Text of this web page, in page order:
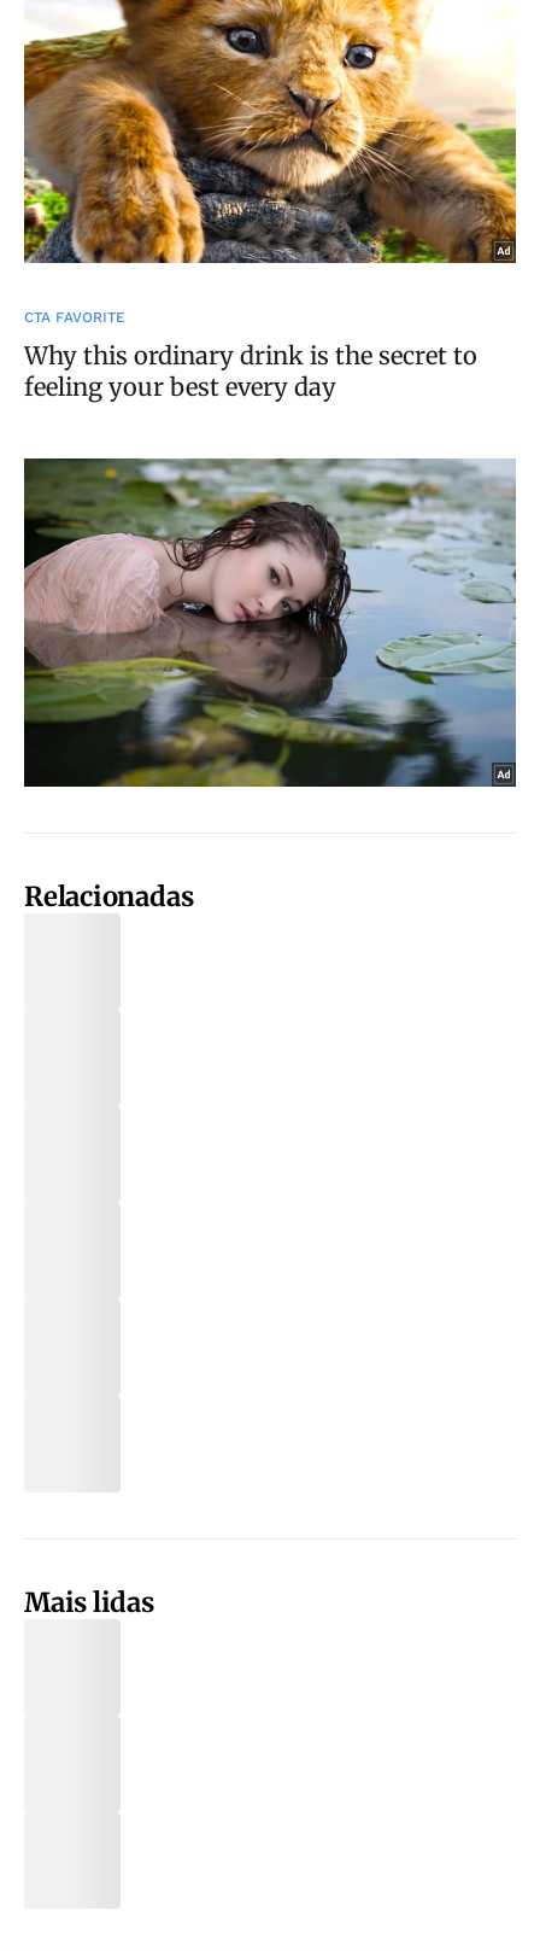
Relacionadas
Mais lidas